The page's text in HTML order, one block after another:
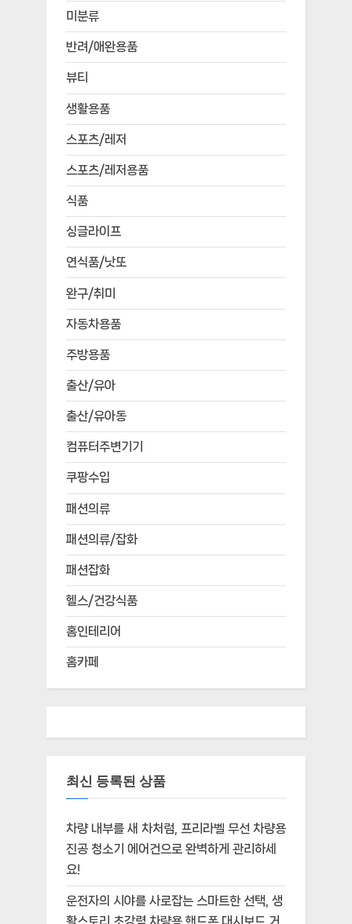
미분류
반려/애완용품
뷰티
생활용품
스포츠/레저
스포츠/레저용품
식품
싱글라이프
연식품/낫또
완구/취미
자동차용품
주방용품
출산/유아
출산/유아동
컴퓨터주변기기
쿠팡수입
패션의류
패션의류/잡화
패션잡화
헬스/건강식품
홈인테리어
홈카페
최신 등록된 상품
차량 내부를 새 차처럼, 프리라벨 무선 차량용
진공 청소기 에어건으로 완벽하게 관리하세
요!
운전자의 시야를 사로잡는 스마트한 선택, 생
활스토리 초강력 차량용 핸드폰 대시보드 거